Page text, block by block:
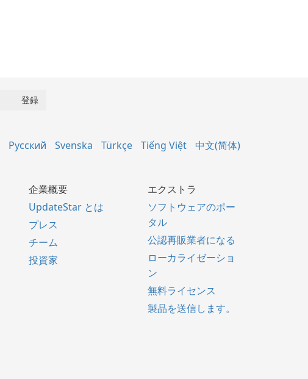
Русский Svenska Türkçe Tiếng Việt
中文(简体)
企業概要
UpdateStar とは
プレス
チーム
投資家
エクストラ
ソフトウェアのポー
タル
公認再販業者になる
ローカライゼーショ
ン
無料ライセンス
製品を送信します。